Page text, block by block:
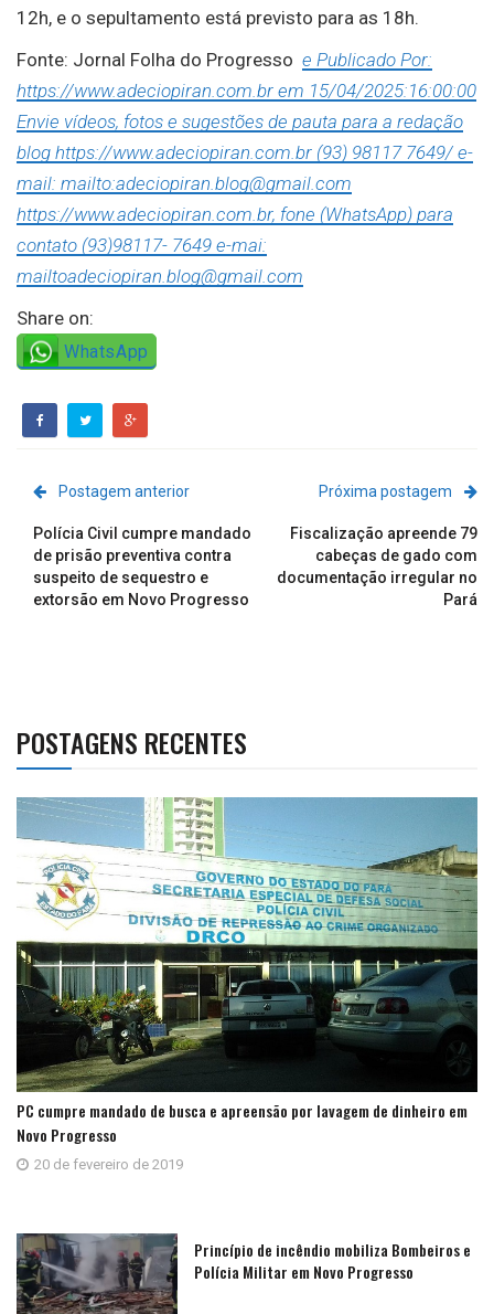
12h, e o sepultamento está previsto para as 18h.
Fonte: Jornal Folha do Progresso e Publicado Por:
https://www.adeciopiran.com.br em 15/04/2025:16:00:00
Envie vídeos, fotos e sugestões de pauta para a redação
blog https://www.adeciopiran.com.br (93) 98117 7649/ e-
mail: mailto:adeciopiran.blog@gmail.com
https://www.adeciopiran.com.br, fone (WhatsApp) para
contato (93)98117- 7649 e-mai:
mailtoadeciopiran.blog@gmail.com
Share on:
WhatsApp
Postagem anterior
Polícia Civil cumpre mandado
de prisão preventiva contra
suspeito de sequestro e
extorsão em Novo Progresso
Próxima postagem
Fiscalização apreende 79
cabeças de gado com
documentação irregular no
Pará
POSTAGENS RECENTES
PC cumpre mandado de busca e apreensão por lavagem de dinheiro em
Novo Progresso
20 de fevereiro de 2019
Princípio de incêndio mobiliza Bombeiros e
Polícia Militar em Novo Progresso